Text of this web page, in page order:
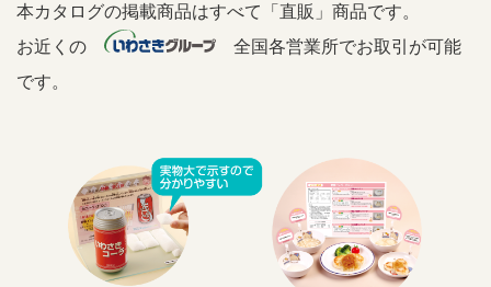
本カタログの掲載商品はすべて「直販」商品です。
お近くの
全国各営業所でお取引が可能
です。